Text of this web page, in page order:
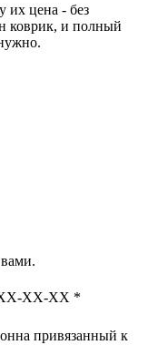
их цена - без
коврик, и полный
XX-XX *
привязанный к